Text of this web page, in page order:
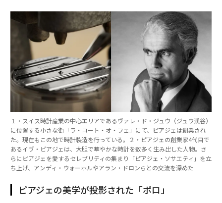
１・スイス時計産業の中心エリアであるヴァレ・ド・ジュウ（ジュウ渓谷）
に位置する小さな街「ラ・コート・オ・フェ」にて、ピアジェは創業され
た。現在もこの地で時計製造を行っている。２・ピアジェの創業家4代目で
あるイヴ・ピアジェは、大胆で華やかな時計を数多く生み出した人物。さ
らにピアジェを愛するセレブリティの集まり「ピアジェ・ソサエティ」を立
ち上げ、アンディ・ウォーホルやアラン・ドロンらとの交流を深めた
ピアジェの美学が投影された「ポロ」